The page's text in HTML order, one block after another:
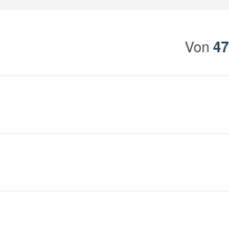
Von